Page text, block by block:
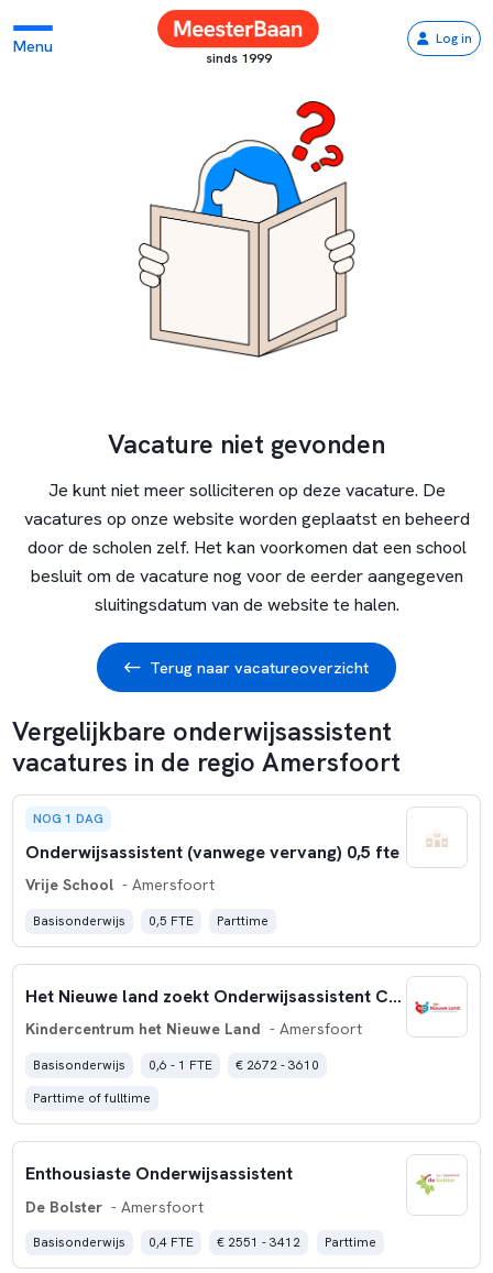
Menu
sinds 1999
Log in
Vacature niet gevonden
Je kunt niet meer solliciteren op deze vacature. De
vacatures op onze website worden geplaatst en beheerd
door de scholen zelf. Het kan voorkomen dat een school
besluit om de vacature nog voor de eerder aangegeven
sluitingsdatum van de website te halen.
Terug naar vacatureoverzicht
Vergelijkbare onderwijsassistent
vacatures in de regio Amersfoort
NOG 1 DAG
Onderwijsassistent (vanwege vervang) 0,5 fte
Vrije School - Amersfoort
Basisonderwijs 0,5 FTE Parttime
Het Nieuwe land zoekt Onderwijsassistent C 24-40 uur
Kindercentrum het Nieuwe Land - Amersfoort
Basisonderwijs 0,6 - 1 FTE
€ 2672 - 3610
Parttime of fulltime
Enthousiaste Onderwijsassistent
De Bolster - Amersfoort
Basisonderwijs 0,4 FTE € 2551 - 3412 Parttime